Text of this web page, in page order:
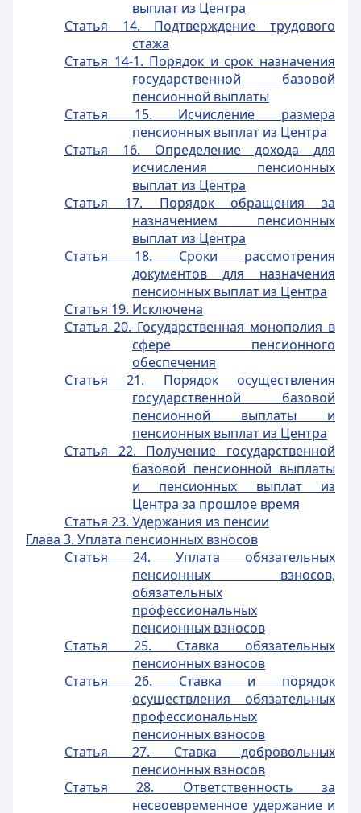
выплат из Центра
Статья 14. Подтверждение трудового
стажа
Статья 14-1. Порядок и срок назначения
государственной базовой
пенсионной выплаты
Статья 15. Исчисление размера
пенсионных выплат из Центра
Статья 16. Определение дохода для
исчисления пенсионных
выплат из Центра
Статья 17. Порядок обращения за
назначением пенсионных
выплат из Центра
Статья 18. Сроки рассмотрения
документов для назначения
пенсионных выплат из Центра
Статья 19. Исключена
Статья 20. Государственная монополия в
сфере пенсионного
обеспечения
Статья 21. Порядок осуществления
государственной базовой
пенсионной выплаты и
пенсионных выплат из Центра
Статья 22. Получение государственной
базовой пенсионной выплаты
и пенсионных выплат из
Центра за прошлое время
Статья 23. Удержания из пенсии
Глава 3. Уплата пенсионных взносов
Статья 24. Уплата обязательных
пенсионных взносов,
обязательных
профессиональных
пенсионных взносов
Статья 25. Ставка обязательных
пенсионных взносов
Статья 26. Ставка и порядок
осуществления обязательных
профессиональных
пенсионных взносов
Статья 27. Ставка добровольных
пенсионных взносов
Статья 28. Ответственность за
несвоевременное удержание и